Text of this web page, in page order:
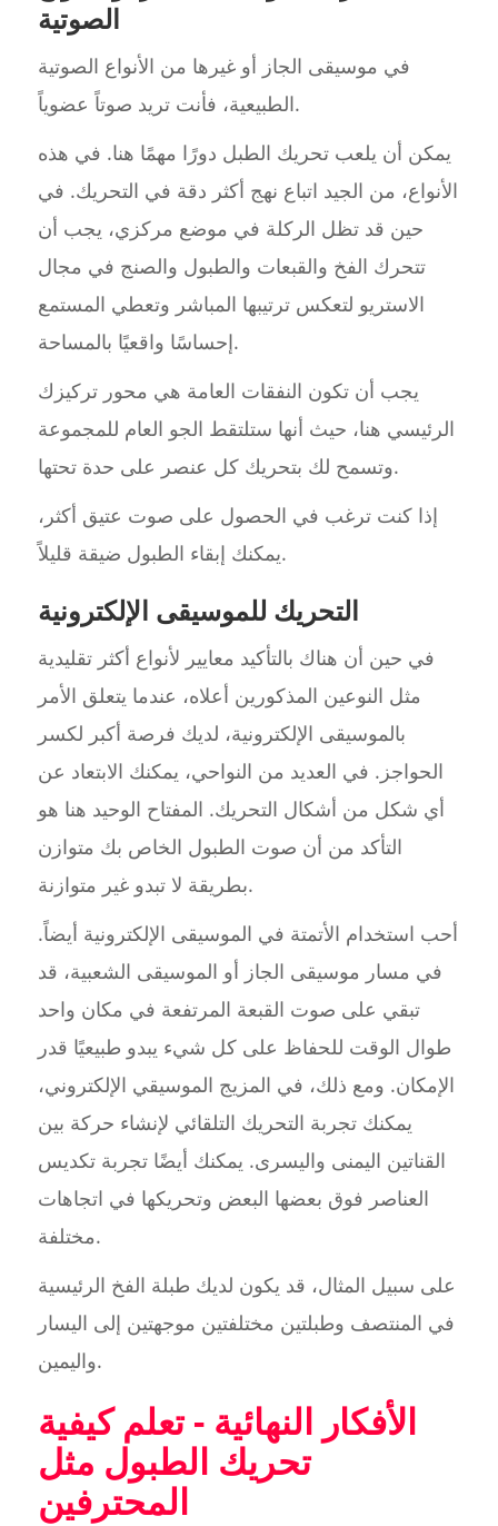
الصوتية
في موسيقى الجاز أو غيرها من الأنواع الصوتية
الطبيعية، فأنت تريد صوتاً عضوياً.
يمكن أن يلعب تحريك الطبل دورًا مهمًا هنا. في هذه
الأنواع، من الجيد اتباع نهج أكثر دقة في التحريك. في
حين قد تظل الركلة في موضع مركزي، يجب أن
تتحرك الفخ والقبعات والطبول والصنج في مجال
الاستريو لتعكس ترتيبها المباشر وتعطي المستمع
إحساسًا واقعيًا بالمساحة.
يجب أن تكون النفقات العامة هي محور تركيزك
الرئيسي هنا، حيث أنها ستلتقط الجو العام للمجموعة
وتسمح لك بتحريك كل عنصر على حدة تحتها.
إذا كنت ترغب في الحصول على صوت عتيق أكثر،
يمكنك إبقاء الطبول ضيقة قليلاً.
التحريك للموسيقى الإلكترونية
في حين أن هناك بالتأكيد معايير لأنواع أكثر تقليدية
مثل النوعين المذكورين أعلاه، عندما يتعلق الأمر
بالموسيقى الإلكترونية، لديك فرصة أكبر لكسر
الحواجز. في العديد من النواحي، يمكنك الابتعاد عن
أي شكل من أشكال التحريك. المفتاح الوحيد هنا هو
التأكد من أن صوت الطبول الخاص بك متوازن
بطريقة لا تبدو غير متوازنة.
أحب استخدام الأتمتة في الموسيقى الإلكترونية أيضاً.
في مسار موسيقى الجاز أو الموسيقى الشعبية، قد
تبقي على صوت القبعة المرتفعة في مكان واحد
طوال الوقت للحفاظ على كل شيء يبدو طبيعيًا قدر
الإمكان. ومع ذلك، في المزيج الموسيقي الإلكتروني،
يمكنك تجربة التحريك التلقائي لإنشاء حركة بين
القناتين اليمنى واليسرى. يمكنك أيضًا تجربة تكديس
العناصر فوق بعضها البعض وتحريكها في اتجاهات
مختلفة.
على سبيل المثال، قد يكون لديك طبلة الفخ الرئيسية
في المنتصف وطبلتين مختلفتين موجهتين إلى اليسار
واليمين.
الأفكار النهائية - تعلم كيفية
تحريك الطبول مثل
المحترفين